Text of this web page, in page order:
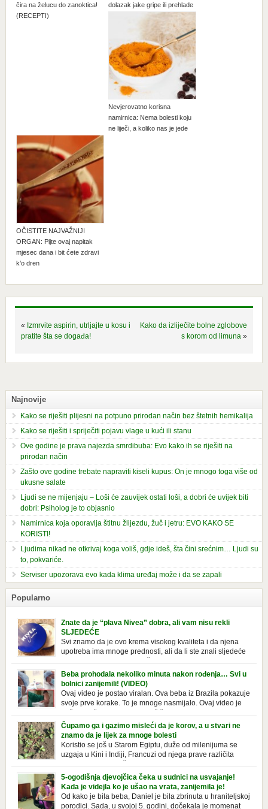
čira na želucu do zanoktica!
(RECEPTI)
dolazak jake gripe ili prehlade
Nevjerovatno korisna
namirnica: Nema bolesti koju
ne liječi, a koliko nas je jede
OČISTITE NAJVAŽNIJI
ORGAN: Pijte ovaj napitak
mjesec dana i bit ćete zdravi
k’o dren
« Izmrvite aspirin, utrljajte u kosu i
pratite šta se događa!
Kako da izliječite bolne zglobove
s korom od limuna »
Najnovije
Kako se riješiti plijesni na potpuno prirodan način bez štetnih hemikalija
Kako se riješiti i spriječiti pojavu vlage u kući ili stanu
Ove godine je prava najezda smrdibuba: Evo kako ih se riješiti na
prirodan način
Zašto ove godine trebate napraviti kiseli kupus: On je mnogo toga više od
ukusne salate
Ljudi se ne mijenjaju – Loši će zauvijek ostati loši, a dobri će uvijek biti
dobri: Psiholog je to objasnio
Namirnica koja oporavlja štitnu žlijezdu, žuč i jetru: EVO KAKO SE
KORISTI!
Ljudima nikad ne otkrivaj koga voliš, gdje ideš, šta čini srećnim… Ljudi su
to, pokvariće.
Serviser upozorava evo kada klima uređaj može i da se zapali
Popularno
Znate da je “plava Nivea” dobra, ali vam nisu rekli
SLJEDEĆE
Svi znamo da je ovo krema visokog kvaliteta i da njena
upotreba ima mnoge prednosti, ali da li ste znali sljedeće
o njoj. Nivea krema u klasičnoj, plavoj kutiji,
prepoznatljivog mirisa i jednostavne formule, jeste nezamenljiv inventar
u kupatilima i muškaraca i žena. Mnogi ljudi se ne odvajaju od nje, pa je
čak nose sa […]
Beba prohodala nekoliko minuta nakon rođenja… Svi u
bolnici zanijemili! (VIDEO)
Ovaj video je postao viralan. Ova beba iz Brazila pokazuje
svoje prve korake. To je mnoge nasmijalo. Ovaj video je
baš neobičan. Ne viđamo baš često ovakve korake kod
novorođenih beba. Video je snimila babica, pregledalo ga je preko 80
miliona ljudi. Ove babice su ostale u čudu nakon što su vidjeli kako
beba želi […]
Čupamo ga i gazimo misleći da je korov, a u stvari ne
znamo da je lijek za mnoge bolesti
Koristio se još u Starom Egiptu, duže od milenijuma se
uzgaja u Kini i Indiji, Francuzi od njega prave različita
čupamo ga i bacamo kao korov! Tušt je jednogodišnji, ali vrlo uporan
“korov” koji, ka­da nam se jednom nastani u bašti ili dvorištu, teško ga se
5-ogodišnja djevojčica čeka u sudnici na usvajanje!
Kada je videjla ko je ušao na vrata, zanijemila je!
Od kako je bila beba, Daniel je bila zbrinuta u hraniteljskoj
porodici. Sada, u svojoj 5. godini, dočekala je momenat